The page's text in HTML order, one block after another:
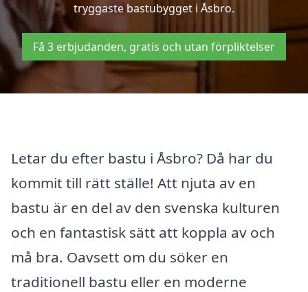
tryggaste bastubygget i Åsbro.
Få 3 erbjudanden, gratis och utan förpliktelser
Letar du efter bastu i Åsbro? Då har du
kommit till rätt ställe! Att njuta av en
bastu är en del av den svenska kulturen
och en fantastisk sätt att koppla av och
må bra. Oavsett om du söker en
traditionell bastu eller en moderne